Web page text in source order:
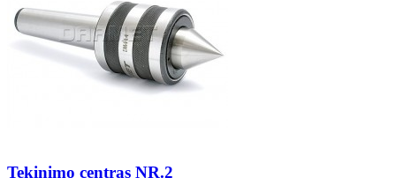
Tekinimo centras NR.2